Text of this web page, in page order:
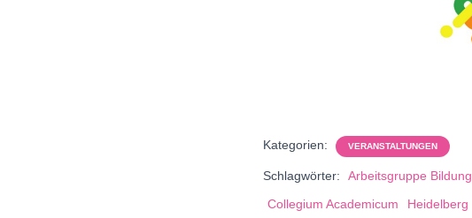
Kategorien: VERANSTALTUNGEN
Schlagwörter:
Arbeitsgruppe Bildung
Collegium Academicum
Heidelberg